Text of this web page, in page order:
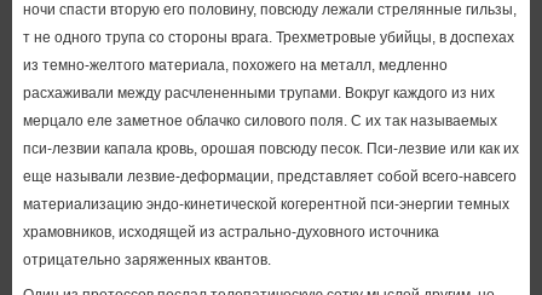
ночи спасти вторую его половину, повсюду лежали стрелянные гильзы,
т не одного трупа со стороны врага. Трехметровые убийцы, в доспехах
из темно-желтого материала, похожего на металл, медленно
расхаживали между расчлененными трупами. Вокруг каждого из них
мерцало еле заметное облачко силового поля. С их так называемых
пси-лезвии капала кровь, орошая повсюду песок. Пси-лезвие или как их
еще называли лезвие-деформации, представляет собой всего-навсего
материализацию эндо-кинетической когерентной пси-энергии темных
храмовников, исходящей из астрально-духовного источника
отрицательно заряженных квантов.